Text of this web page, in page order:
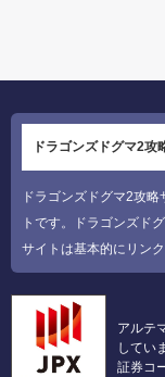
ドラゴンズドグマ2攻
ドラゴンズドグマ2攻
トです。ドラゴンズド
サイトは基本的にリンク
アルテ
してい
証券コ